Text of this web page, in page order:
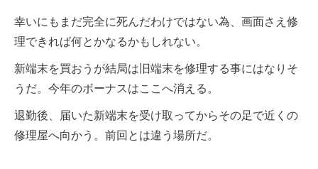
幸いにもまだ完全に死んだわけではない為、画面さえ修
理できれば何とかなるかもしれない。
新端末を買おうが結局は旧端末を修理する事にはなりそ
うだ。今年のボーナスはここへ消える。
退勤後、届いた新端末を受け取ってからその足で近くの
修理屋へ向かう。前回とは違う場所だ。